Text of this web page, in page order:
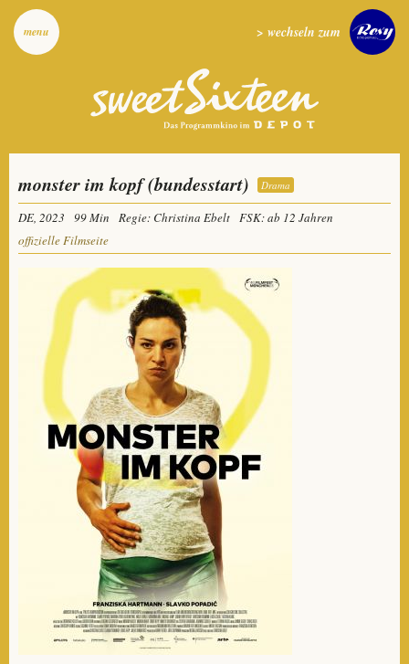
menu > wechseln zum
monster im kopf (bundesstart) Drama
DE, 2023 99 Min Regie: Christina Ebelt FSK: ab 12 Jahren
offizielle Filmseite